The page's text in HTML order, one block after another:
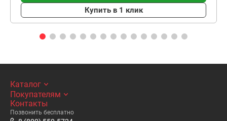
Купить в 1 клик
Каталог
Покупателям
Контакты
Позвонить бесплатно